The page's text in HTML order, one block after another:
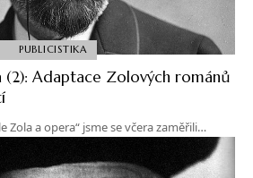
PUBLICISTIKA
(2): Adaptace Zolových románů
Zola a opera“ jsme se včera zaměřili…